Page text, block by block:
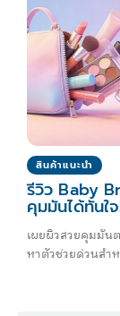
สินค้าแนะนำ
รีวิว Baby
คุมมันได้ทันใ
เผยผิวสวยคุมมัน
หาตัวช่วยด่วนสำ